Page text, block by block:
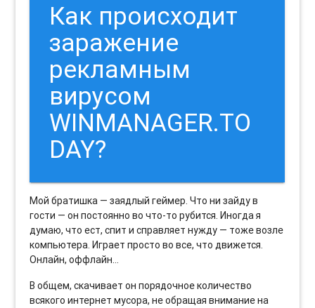
Как происходит
заражение
рекламным
вирусом
WINMANAGER.TO
DAY?
Мой братишка — заядлый геймер. Что ни зайду в
гости — он постоянно во что-то рубится. Иногда я
думаю, что ест, спит и справляет нужду — тоже возле
компьютера. Играет просто во все, что движется.
Онлайн, оффлайн…
В общем, скачивает он порядочное количество
всякого интернет мусора, не обращая внимание на